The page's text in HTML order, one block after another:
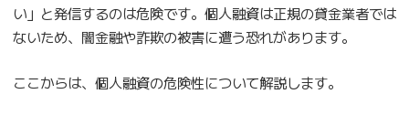
い」と発信するのは危険です。個人融資は正規の貸金業者では
ないため、闇金融や詐欺の被害に遭う恐れがあります。
ここからは、個人融資の危険性について解説します。